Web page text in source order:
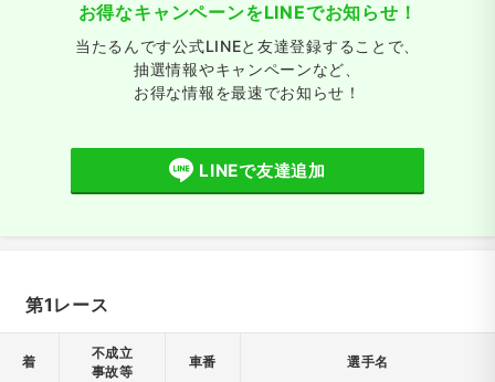
お得なキャンペーンをLINEでお知らせ！
当たるんです公式LINEと友達登録することで、
抽選情報やキャンペーンなど、
お得な情報を最速でお知らせ！
LINEで友達追加
第1レース
着
不成立
事故等
車番 選手名